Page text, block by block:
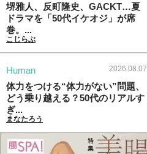
堺雅人、反町隆史、GACKT…夏
ドラマを「50代イケオジ」が席
巻。...
こじらぶ
Human 2026.08.07
体力をつける“体力がない”問題、
どう乗り越える？50代のリアルす
ぎ...
まなたろう